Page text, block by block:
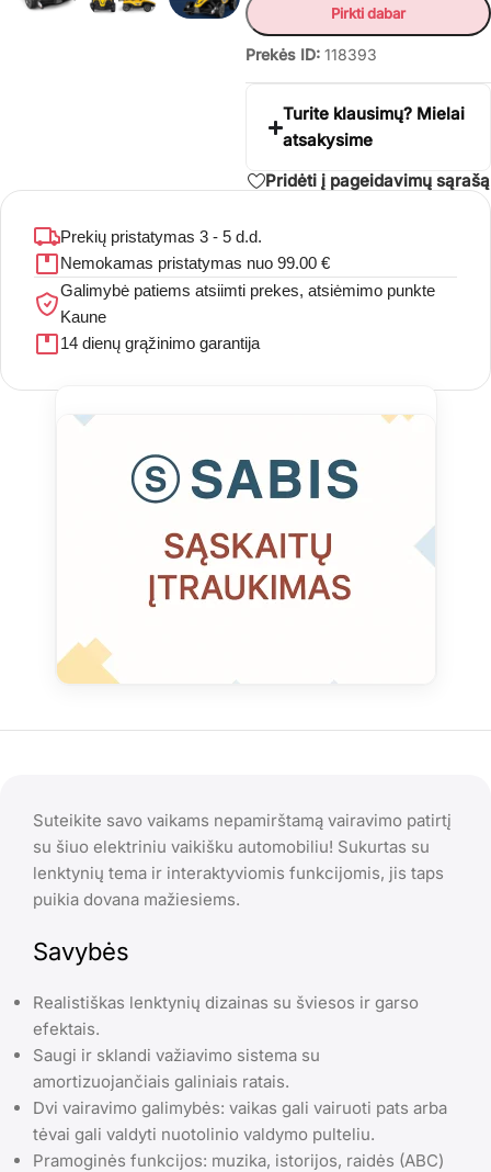
Pirkti dabar
Prekės ID: 118393
Turite klausimų? Mielai
atsakysime
Pridėti į pageidavimų sąrašą
Prekių pristatymas 3 - 5 d.d.
Nemokamas pristatymas nuo 99.00 €
Galimybė patiems atsiimti prekes, atsiėmimo punkte
Kaune
14 dienų grąžinimo garantija
Suteikite savo vaikams nepamirštamą vairavimo patirtį
su šiuo elektriniu vaikišku automobiliu! Sukurtas su
lenktynių tema ir interaktyviomis funkcijomis, jis taps
puikia dovana mažiesiems.
Savybės
Realistiškas lenktynių dizainas su šviesos ir garso
efektais.
Saugi ir sklandi važiavimo sistema su
amortizuojančiais galiniais ratais.
Dvi vairavimo galimybės: vaikas gali vairuoti pats arba
tėvai gali valdyti nuotolinio valdymo pulteliu.
Pramoginės funkcijos: muzika, istorijos, raidės (ABC)